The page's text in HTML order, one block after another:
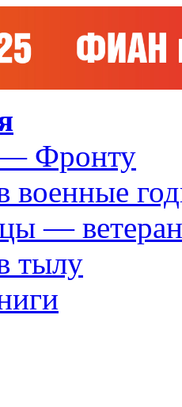
Фронту
—
тылу